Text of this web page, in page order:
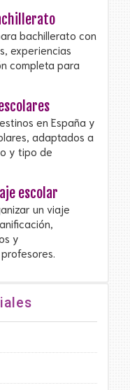
bachillerato con
experiencias
completa para
en España y
adaptados a
y tipo de
escolar
un viaje
y